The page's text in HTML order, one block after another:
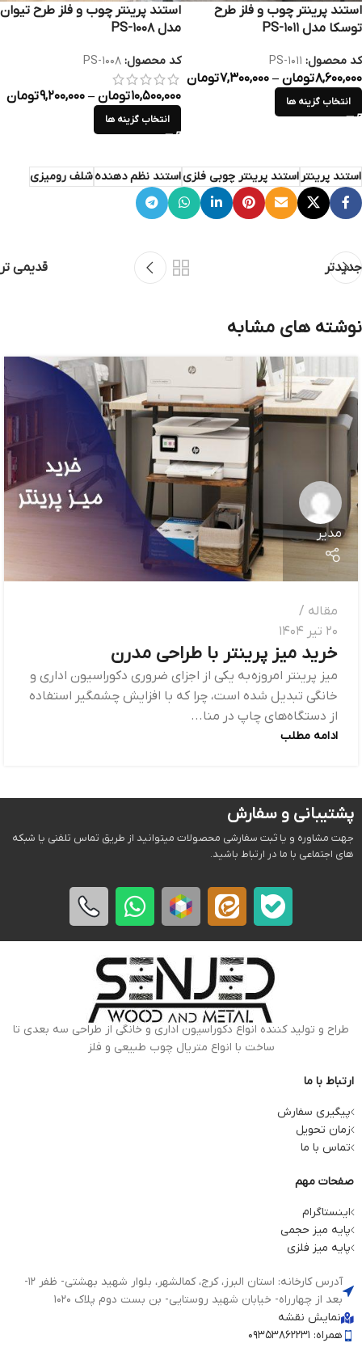
استند پرینتر چوب و فلز طرح
توسکا مدل PS-1011
کد محصول: PS-1011
8,600,000تومان –
7,300,000تومان
انتخاب گزینه ها
استند پرینتر چوب و فلز طرح تیوان
مدل PS-1008
کد محصول: PS-1008
10,500,000تومان –
9,200,000تومان
انتخاب گزینه ها
استند پرینتراستند پرینتر چوبی فلزیاستند نظم دهندهشلف رومیزی
جدیدتر قدیمی تر
نوشته های مشابه
مدیر
مقاله
20 تیر 1404
خرید میز پرینتر با طراحی مدرن
میز پرینتر امروزه به یکی از اجزای ضروری دکوراسیون اداری و
خانگی تبدیل شده است، چرا که با افزایش چشمگیر استفاده
از دستگاه‌های چاپ در منا...
ادامه مطلب
پشتیبانی و سفارش
جهت مشاوره و یا ثبت سفارشی محصولات میتوانید از طریق تماس تلفنی یا شبکه
های اجتماعی با ما در ارتباط باشید.
طراح و تولید کننده انواع دکوراسیون اداری و خانگی از طراحی سه بعدی تا
ساخت با انواع متریال چوب طبیعی و فلز
ارتباط با ما
پیگیری سفارش
زمان تحویل
تماس با ما
صفحات مهم
اینستاگرام
پایه میز حجمی
پایه میز فلزی
آدرس کارخانه: استان البرز، کرج، کمالشهر، بلوار شهید بهشتی- ظفر 12-
بعد از چهارراه- خیابان شهید روستایی- بن بست دوم پلاک 1020
نمایش نقشه
همراه: 09353862231